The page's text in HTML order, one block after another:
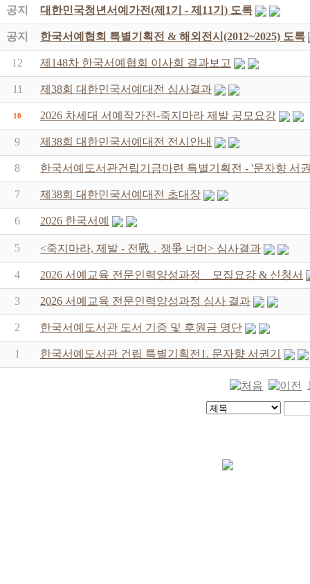
공지 대한민국청년서예가전(제1기 - 제11기) 도록
공지 한국서예협회 특별기획전 & 해외전시(2012~2025) 도록
12 제148차 한국서예협회 이사회 결과보고
11 제38회 대한민국서예대전 심사결과
10 2026 차세대 서예작가전-죽지마라 제발 공모요강
9 제38회 대한민국서예대전 전시안내
8 한국서예도서관건립기금마련 특별기획전 - '문자향 서
7 제38회 대한민국서예대전 초대장
6 2026 한국서예
5 <죽지마라, 제발 - 전戰 ․ 쟁爭 너머> 심사결과
4 2026 서예교육 전문인력양성과정 _ 모집요강 & 신청서
3 2026 서예교육 전문인력양성과정 심사 결과
2 한국서예도서관 도서 기증 및 후원금 명단
1 한국서예도서관 건립 특별기획전1. 문자향 서권기